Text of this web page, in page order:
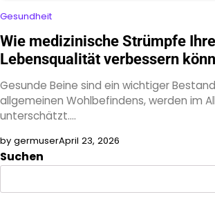
Gesundheit
Wie medizinische Strümpfe Ihre
Lebensqualität verbessern
Gesunde Beine sind ein wichtiger
allgemeinen Wohlbefindens, werden im
unterschätzt.…
by germuserApril 23, 2026
Suchen